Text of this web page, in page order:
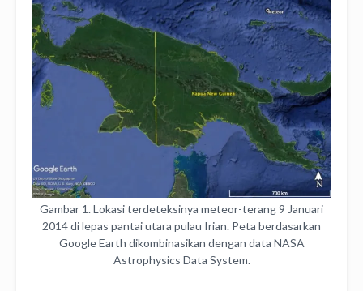
Gambar 1. Lokasi terdeteksinya meteor-terang 9 Januari
2014 di lepas pantai utara pulau Irian. Peta berdasarkan
Google Earth dikombinasikan dengan data NASA
Astrophysics Data System.